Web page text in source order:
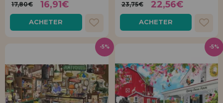
17,80€
16,91€
ACHETER
23,75€
22,56€
ACHETER
-5% -5%